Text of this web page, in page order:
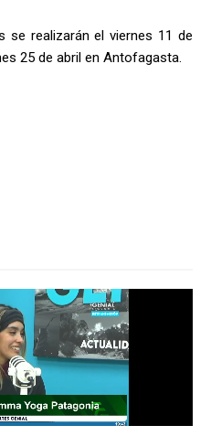
se realizarán el viernes 11 de
25 de abril en Antofagasta.